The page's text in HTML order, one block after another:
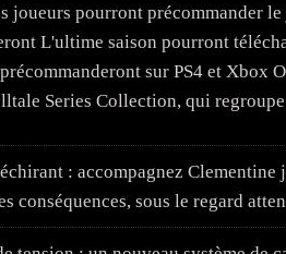
joueurs pourront précommander
L'ultime saison pourront
sur PS4 et Xbox
Series Collection, qui
: accompagnez
conséquences, sous le regard